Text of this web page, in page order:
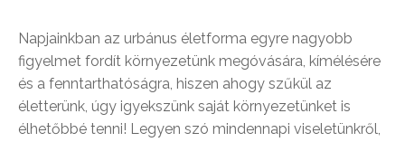
Napjainkban az urbánus életforma egyre nagyobb
figyelmet fordít környezetünk megóvására, kímélésére
és a fenntarthatóságra, hiszen ahogy szűkül az
életterünk, úgy igyekszünk saját környezetünket is
élhetőbbé tenni! Legyen szó mindennapi viseletünkről,